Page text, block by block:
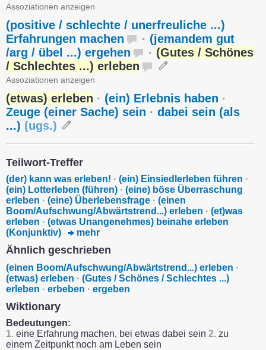
Assoziationen anzeigen
(positive / schlechte / unerfreuliche ...)
Erfahrungen machen
· (jemandem gut
/arg / übel ...) ergehen
· (Gutes / Schönes
/ Schlechtes ...) erleben
Assoziationen anzeigen
(etwas) erleben · (ein) Erlebnis haben ·
Zeuge (einer Sache) sein · dabei sein (als
...) (ugs.)
Teilwort-Treffer
(der) kann was erleben! · (ein) Einsiedlerleben führen ·
(ein) Lotterleben (führen) · (eine) böse Überraschung
erleben · (eine) Überlebensfrage · (einen
Boom/Aufschwung/Abwärtstrend...) erleben · (et)was
erleben · (etwas Unangenehmes) beinahe erleben
(Konjunktiv)
mehr
Ähnlich geschrieben
(einen Boom/Aufschwung/Abwärtstrend...) erleben ·
(etwas) erleben · (Gutes / Schönes / Schlechtes ...)
erleben · erbeben · ergeben
Wiktionary
Bedeutungen:
1. eine Erfahrung machen, bei etwas dabei sein 2. zu
einem Zeitpunkt noch am Leben sein